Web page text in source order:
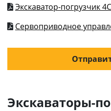
Экскаватор-погрузчик
Сервоприводное
Экскаваторы-